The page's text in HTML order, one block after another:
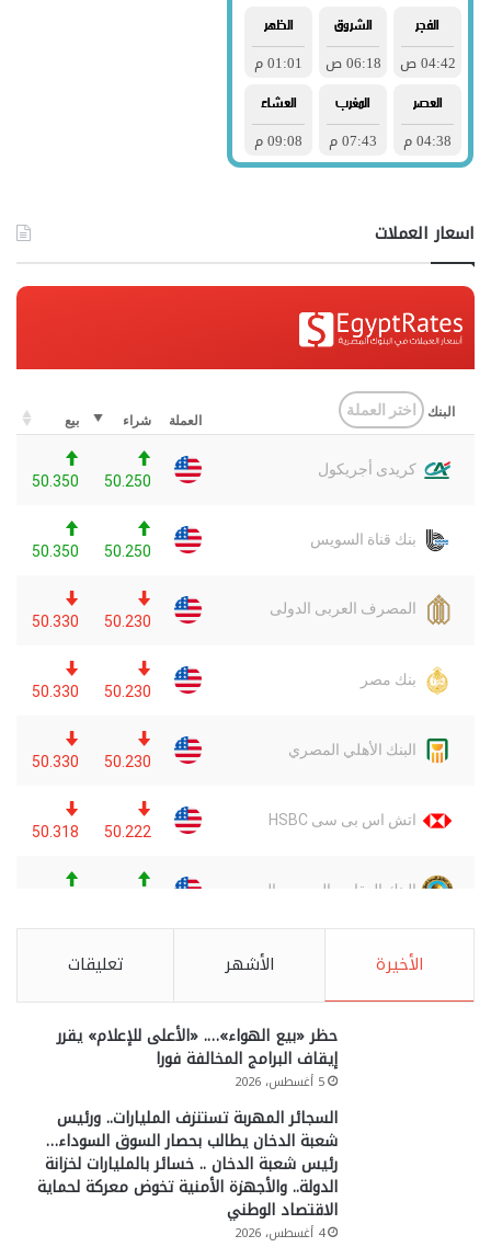
اسعار العملات
الأخيرة الأشهر تعليقات
حظر «بيع الهواء»…. «الأعلى للإعلام» يقرر
إيقاف البرامج المخالفة فورا
5 أغسطس، 2026
السجائر المهربة تستنزف المليارات.. ورئيس
شعبة الدخان يطالب بحصار السوق السوداء…
رئيس شعبة الدخان .. خسائر بالمليارات لخزانة
الدولة.. والأجهزة الأمنية تخوض معركة لحماية
الاقتصاد الوطني
4 أغسطس، 2026